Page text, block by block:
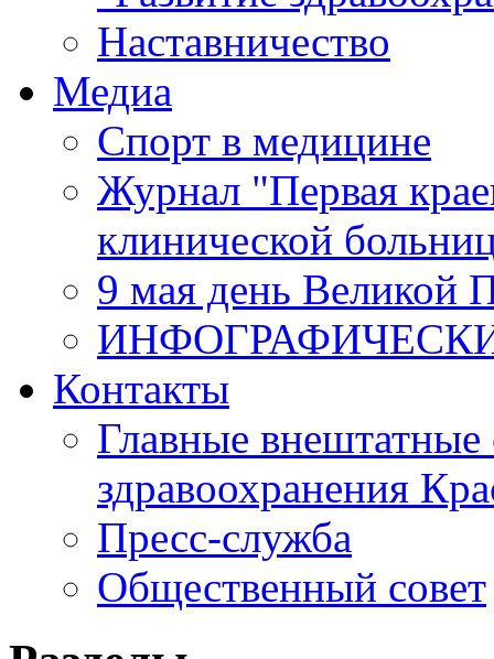
Наставничество
Медиа
Спорт в медицине
Журнал "Первая
клинической
9 мая день Великой
Контакты
Главные внештатные
здравоохранения
Пресс-служба
Общественный совет